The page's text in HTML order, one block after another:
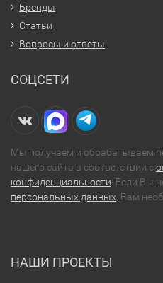
Бренды
Статьи
Вопросы и ответы
СОЦСЕТИ
Мы получаем и обрабатываем
нашего сайта в соответствии с
конфиденциальности . Если Вы
персональных данных , Вам
НАШИ ПРОЕКТЫ